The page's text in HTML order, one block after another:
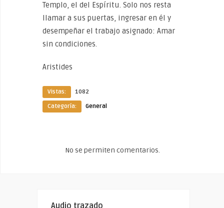
Templo, el del Espíritu. Solo nos resta
llamar a sus puertas, ingresar en él y
desempeñar el trabajo asignado: Amar
sin condiciones.
Aristides
Vistas:
1082
Categoría:
General
No se permiten comentarios.
Audio trazado